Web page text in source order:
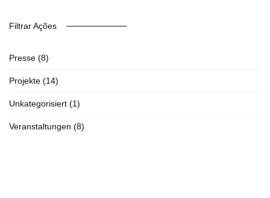
Filtrar Ações
Presse (8)
Projekte (14)
Unkategorisiert (1)
Veranstaltungen (8)